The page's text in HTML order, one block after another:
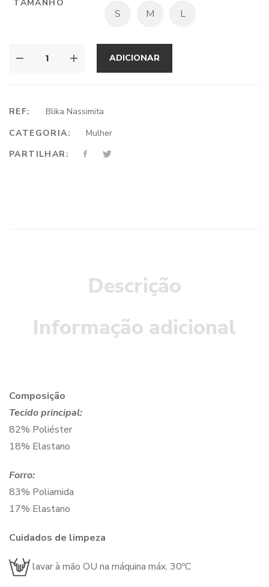
TAMANHO
S M L
ADICIONAR
REF:
Blika Nassimita
CATEGORIA:
Mulher
PARTILHAR:
Descrição
Informação adicional
Composição
Tecido principal:
82% Poliéster
18% Elastano
Forro:
83% Poliamida
17% Elastano
Cuidados de limpeza
lavar à mão OU na máquina máx. 30ºC